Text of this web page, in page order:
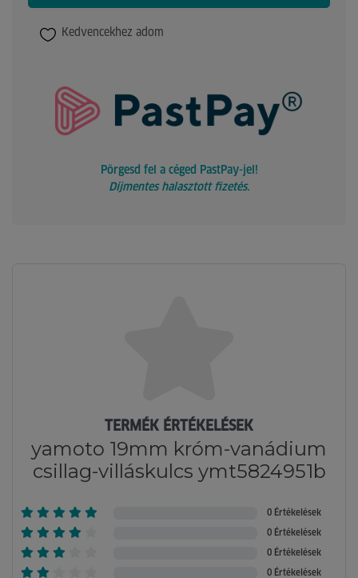
Kedvencekhez adom
Pörgesd fel a céged PastPay-jel!
Díjmentes halasztott fizetés.
TERMÉK ÉRTÉKELÉSEK
yamoto 19mm króm-vanádium
csillag-villáskulcs ymt5824951b
0 Értékelések
0 Értékelések
0 Értékelések
0 Értékelések